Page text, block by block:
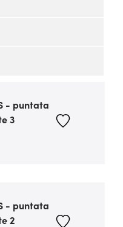
- puntata
3
- puntata
2